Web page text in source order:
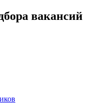
вакансий